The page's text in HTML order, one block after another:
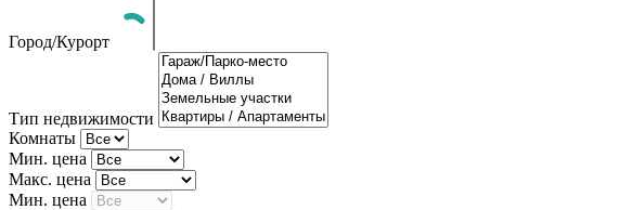
Город/Курорт
Тип недвижимости
Комнаты
Мин. цена
Макс. цена
Мин. цена